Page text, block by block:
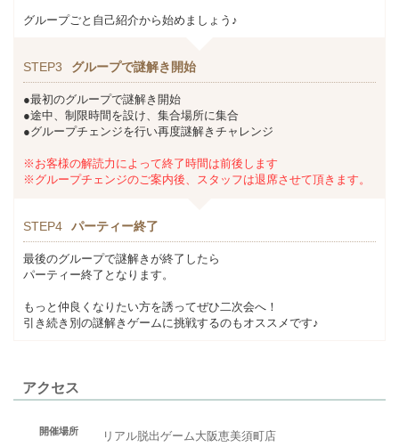
グループごと自己紹介から始めましょう♪
STEP3 グループで謎解き開始
●最初のグループで謎解き開始
●途中、制限時間を設け、集合場所に集合
●グループチェンジを行い再度謎解きチャレンジ
※お客様の解読力によって終了時間は前後します
※グループチェンジのご案内後、スタッフは退席させて頂きます。
STEP4 パーティー終了
最後のグループで謎解きが終了したら
パーティー終了となります。
もっと仲良くなりたい方を誘ってぜひ二次会へ！
引き続き別の謎解きゲームに挑戦するのもオススメです♪
アクセス
開催場所
リアル脱出ゲーム大阪恵美須町店